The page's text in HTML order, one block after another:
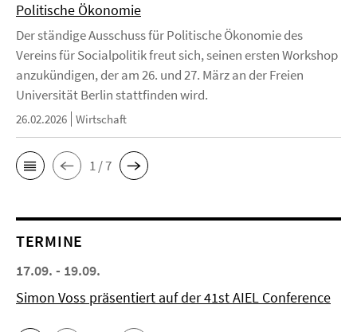
Politische Ökonomie
Der ständige Ausschuss für Politische Ökonomie des
Vereins für Socialpolitik freut sich, seinen ersten Workshop
anzukündigen, der am 26. und 27. März an der Freien
Universität Berlin stattfinden wird.
26.02.2026 Wirtschaft
1 / 7
TERMINE
17.09. - 19.09.
Simon Voss präsentiert auf der 41st AIEL Conference